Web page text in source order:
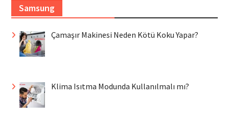
Samsung
Çamaşır Makinesi Neden Kötü Koku Yapar?
Klima Isıtma Modunda Kullanılmalı mı?